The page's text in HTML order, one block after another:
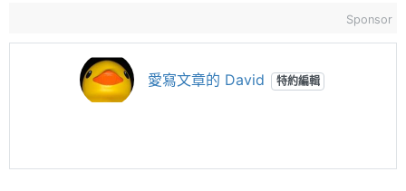
Sponsor
愛寫文章的 David 特約編輯